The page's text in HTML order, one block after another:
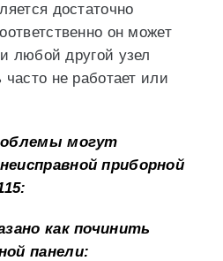
достаточно
он может
любой другой узел
не работает или
могут
приборной
как починить
панели: